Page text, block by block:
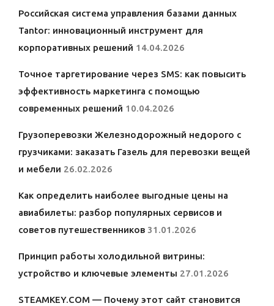
Российская система управления базами данных
Tantor: инновационный инструмент для
корпоративных решений 14.04.2026
Точное таргетирование через SMS: как повысить
эффективность маркетинга с помощью
современных решений 10.04.2026
Грузоперевозки Железнодорожный недорого с
грузчиками: заказать Газель для перевозки вещей
и мебели 26.02.2026
Как определить наиболее выгодные цены на
авиабилеты: разбор популярных сервисов и
советов путешественников 31.01.2026
Принцип работы холодильной витрины:
устройство и ключевые элементы 27.01.2026
STEAMKEY.COM — Почему этот сайт становится